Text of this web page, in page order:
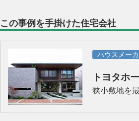
この事例を手掛けた住宅会社
ハウスメー
トヨタホ
狭小敷地を